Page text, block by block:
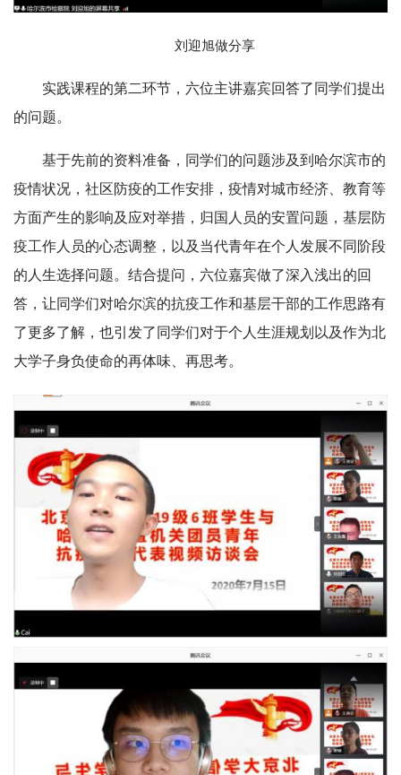
刘迎旭做分享
实践课程的第二环节，六位主讲嘉宾回答了同学们提出
的问题。
基于先前的资料准备，同学们的问题涉及到哈尔滨市的
疫情状况，社区防疫的工作安排，疫情对城市经济、教育等
方面产生的影响及应对举措，归国人员的安置问题，基层防
疫工作人员的心态调整，以及当代青年在个人发展不同阶段
的人生选择问题。结合提问，六位嘉宾做了深入浅出的回
答，让同学们对哈尔滨的抗疫工作和基层干部的工作思路有
了更多了解，也引发了同学们对于个人生涯规划以及作为北
大学子身负使命的再体味、再思考。